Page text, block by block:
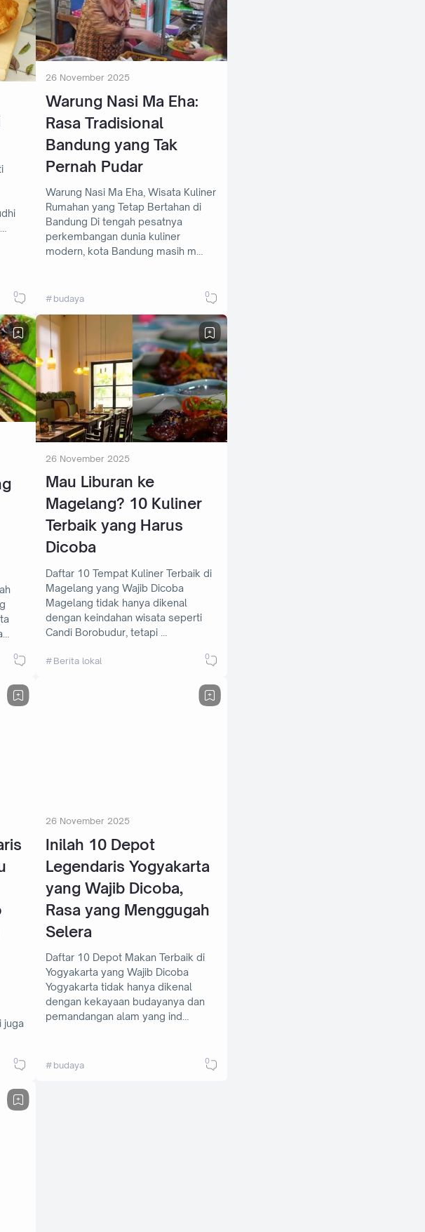
0
26 November 2025
Warung Nasi Ma Eha:
Rasa Tradisional
Bandung yang Tak
Pernah Pudar
Warung Nasi Ma Eha, Wisata Kuliner
Rumahan yang Tetap Bertahan di
Bandung Di tengah pesatnya
perkembangan dunia kuliner
modern, kota Bandung masih m…
budaya 0
0
26 November 2025
Mau Liburan ke
Magelang? 10 Kuliner
Terbaik yang Harus
Dicoba
Daftar 10 Tempat Kuliner Terbaik di
Magelang yang Wajib Dicoba
Magelang tidak hanya dikenal
dengan keindahan wisata seperti
Candi Borobudur, tetapi …
Berita lokal 0
juga
0
26 November 2025
Inilah 10 Depot
Legendaris Yogyakarta
yang Wajib Dicoba,
Rasa yang Menggugah
Selera
Daftar 10 Depot Makan Terbaik di
Yogyakarta yang Wajib Dicoba
Yogyakarta tidak hanya dikenal
dengan kekayaan budayanya dan
pemandangan alam yang ind…
budaya 0